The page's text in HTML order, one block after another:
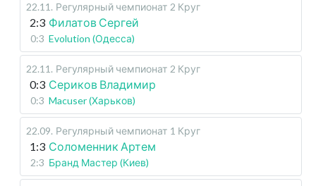
22.11 . Регулярный чемпионат 2 Круг
2:3 Филатов Сергей
0:3 Evolution (Одесса)
22.11 . Регулярный чемпионат 2 Круг
0:3 Сериков Владимир
0:3 Macuser (Харьков)
22.09. Регулярный чемпионат 1 Круг
1:3 Соломенник Артем
2:3 Бранд Мастер (Киев)